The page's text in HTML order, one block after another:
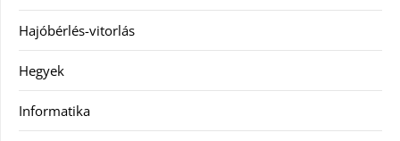
Hajóbérlés-vitorlás
Hegyek
Informatika